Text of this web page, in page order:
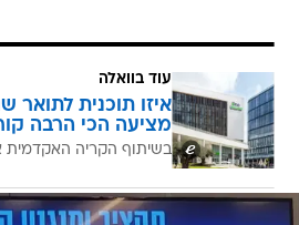
עוד בוואלה
איזו תוכנית לתואר
מציעה הכי הרבה
בשיתוף הקריה האקדמית